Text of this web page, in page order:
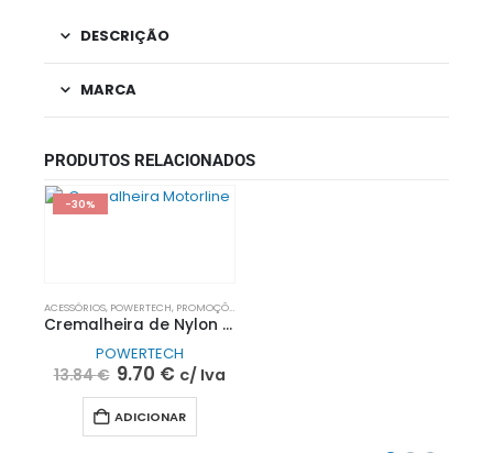
DESCRIÇÃO
MARCA
PRODUTOS RELACIONADOS
-30%
ACESSÓRIOS, POWERTECH, PROMOÇÕES
Cremalheira de Nylon 1 MT | POWERTECH
POWERTECH
13.84€ 9.70 € c/ Iva
ADICIONAR